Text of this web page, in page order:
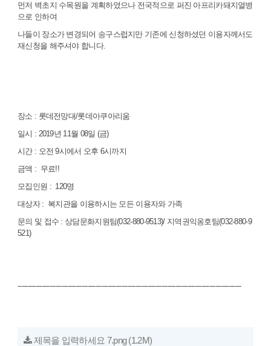
먼저 벽초지 수목원을 계획하였으나 전국적으로 퍼진 아프리카돼지열병
으로 인하여
나들이 장소가 변경되어 송구스럽지만 기존에 신청하셨던 이용자께서도
재신청을 해주셔야 합니다.
장소 : 롯데전망대/롯데아쿠아리움
일시 : 2019년 11월 08일 (금)
시간 : 오전 9시에서 오후 6시까지
금액 : 무료!!
모집인원 : 120명
대상자 : 복지관을 이용하시는 모든 이용자와 가족
문의 및 접수 : 상담문화지원팀(032-880-9513)/ 지역권익옹호팀(032-880-9
521)
----------------------------------------------------------------------------------------------------------------
제목을 입력하세요 7.png(1.2M)